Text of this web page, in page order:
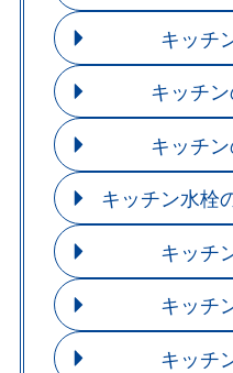
キッチ
キッチ
キッチ
キッチン水栓
キッチ
キッチ
キッチ